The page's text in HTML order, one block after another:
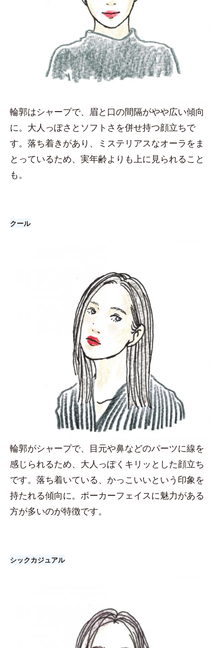
輪郭はシャープで、眉と口の間隔がやや広い傾向
に。大人っぽさとソフトさを併せ持つ顔立ちで
す。落ち着きがあり、ミステリアスなオーラをま
とっているため、実年齢よりも上に見られること
も。
クール
輪郭がシャープで、目元や鼻などのパーツに線を
感じられるため、大人っぽくキリッとした顔立ち
です。落ち着いている、かっこいいという印象を
持たれる傾向に。ポーカーフェイスに魅力がある
方が多いのが特徴です。
シックカジュアル